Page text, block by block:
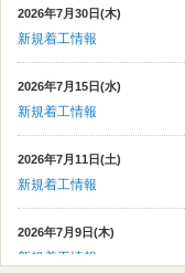
2026年7月30日(木)
新規着工情報
2026年7月15日(水)
新規着工情報
2026年7月11日(土)
新規着工情報
2026年7月9日(木)
新規着工情報